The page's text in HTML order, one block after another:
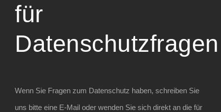
für
Datenschutzfragen
Wenn Sie Fragen zum Datenschutz haben, schreiben Sie
uns bitte eine E-Mail oder wenden Sie sich direkt an die für